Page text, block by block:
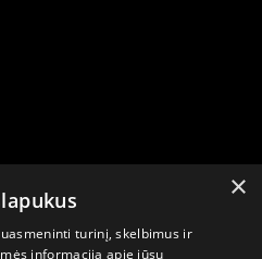
×
turinį, skelbimus ir
informacija apie jūsų